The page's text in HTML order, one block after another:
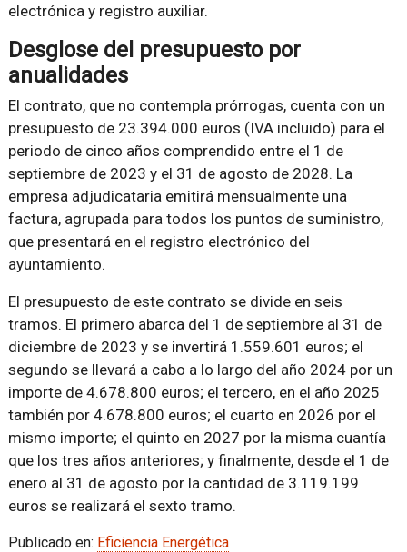
electrónica y registro auxiliar.
Desglose del presupuesto por
anualidades
El contrato, que no contempla prórrogas, cuenta con un
presupuesto de 23.394.000 euros (IVA incluido) para el
periodo de cinco años comprendido entre el 1 de
septiembre de 2023 y el 31 de agosto de 2028. La
empresa adjudicataria emitirá mensualmente una
factura, agrupada para todos los puntos de suministro,
que presentará en el registro electrónico del
ayuntamiento.
El presupuesto de este contrato se divide en seis
tramos. El primero abarca del 1 de septiembre al 31 de
diciembre de 2023 y se invertirá 1.559.601 euros; el
segundo se llevará a cabo a lo largo del año 2024 por un
importe de 4.678.800 euros; el tercero, en el año 2025
también por 4.678.800 euros; el cuarto en 2026 por el
mismo importe; el quinto en 2027 por la misma cuantía
que los tres años anteriores; y finalmente, desde el 1 de
enero al 31 de agosto por la cantidad de 3.119.199
euros se realizará el sexto tramo.
Publicado en: Eficiencia Energética